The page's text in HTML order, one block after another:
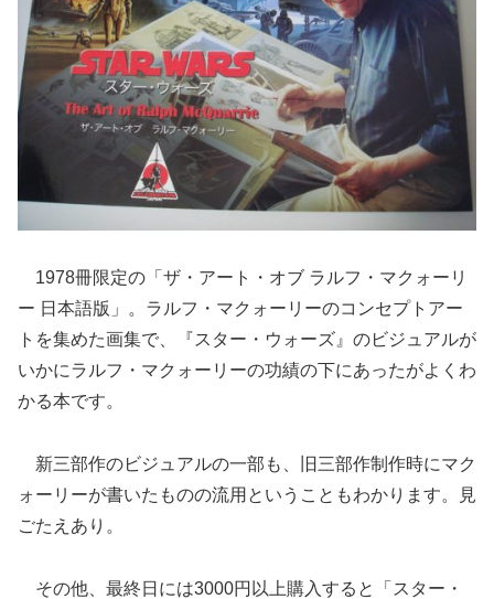
1978冊限定の「ザ・アート・オブ ラルフ・マクォーリ
ー 日本語版」。ラルフ・マクォーリーのコンセプトアー
トを集めた画集で、『スター・ウォーズ』のビジュアルが
いかにラルフ・マクォーリーの功績の下にあったがよくわ
かる本です。
新三部作のビジュアルの一部も、旧三部作制作時にマク
ォーリーが書いたものの流用ということもわかります。見
ごたえあり。
その他、最終日には3000円以上購入すると「スター・